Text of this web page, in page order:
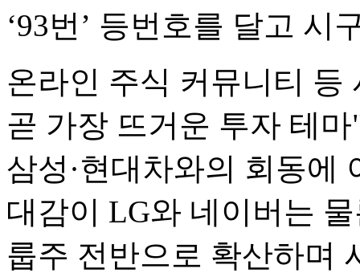
‘93번’ 등번호를 달고 시
온라인 주식 커뮤니티
곧 가장 뜨거운 투자 테
삼성·현대차와의 회동에
대감이 LG와 네이버는
룹주 전반으로 확산하며